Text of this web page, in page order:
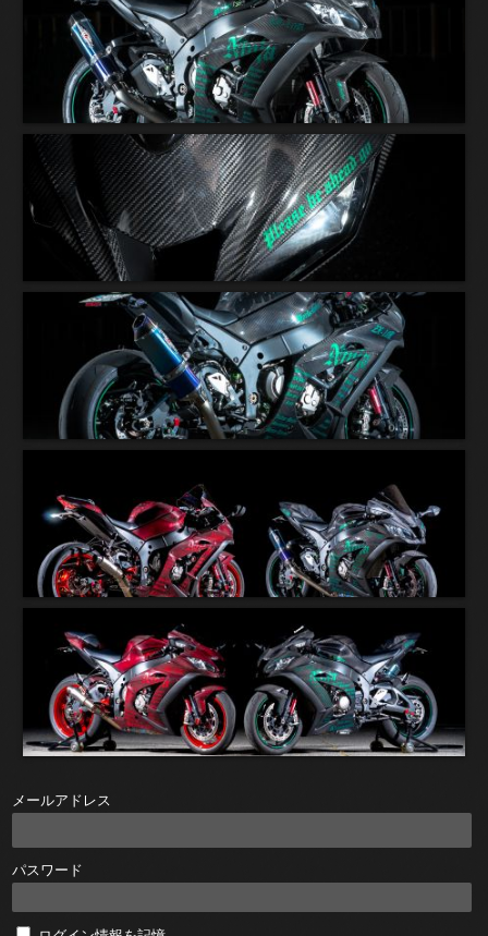
メールアドレス
パスワード